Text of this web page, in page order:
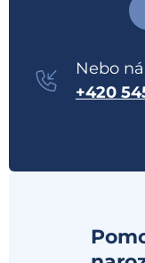
Nebo
+420